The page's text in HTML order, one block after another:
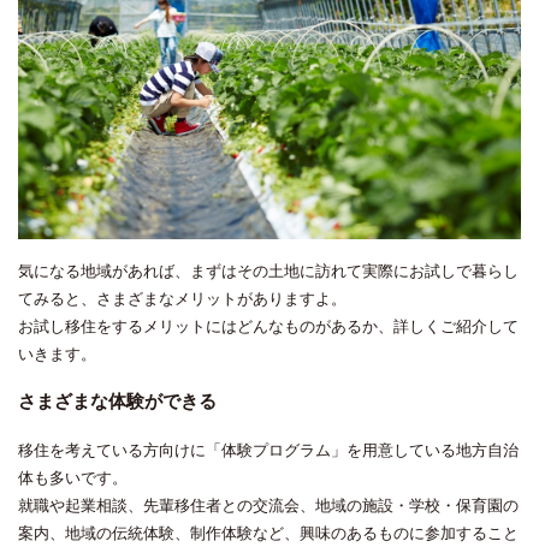
気になる地域があれば、まずはその土地に訪れて実際にお試しで暮らし
てみると、さまざまなメリットがありますよ。
お試し移住をするメリットにはどんなものがあるか、詳しくご紹介して
いきます。
さまざまな体験ができる
移住を考えている方向けに「体験プログラム」を用意している地方自治
体も多いです。
就職や起業相談、先輩移住者との交流会、地域の施設・学校・保育園の
案内、地域の伝統体験、制作体験など、興味のあるものに参加すること